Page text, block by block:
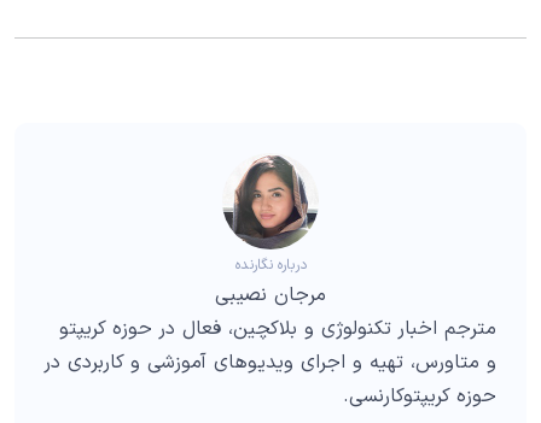
درباره نگارنده
مرجان نصیبی
مترجم اخبار تکنولوژی و بلاکچین، فعال در حوزه کریپتو
و متاورس، تهیه و اجرای ویدیوهای آموزشی و کاربردی در
حوزه کریپتوکارنسی.